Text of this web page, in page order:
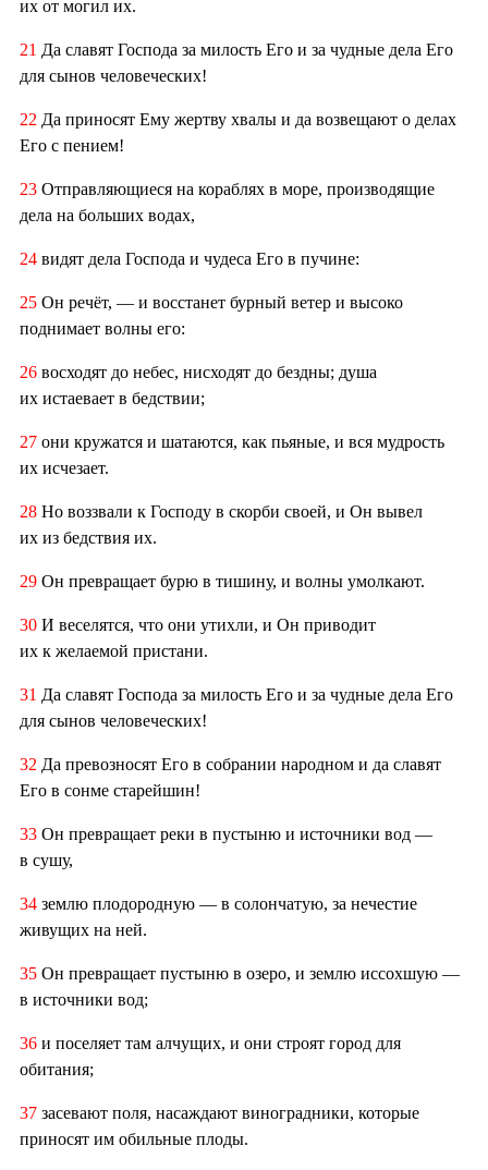
их от могил их.
21 Да славят Господа за милость Его и за чудные дела Его
для сынов человеческих!
22 Да приносят Ему жертву хвалы и да возвещают о делах
Его с пением!
23 Отправляющиеся на кораблях в море, производящие
дела на больших водах,
24 видят дела Господа и чудеса Его в пучине:
25 Он речёт, — и восстанет бурный ветер и высоко
поднимает волны его:
26 восходят до небес, нисходят до бездны; душа
их истаевает в бедствии;
27 они кружатся и шатаются, как пьяные, и вся мудрость
их исчезает.
28 Но воззвали к Господу в скорби своей, и Он вывел
их из бедствия их.
29 Он превращает бурю в тишину, и волны умолкают.
30 И веселятся, что они утихли, и Он приводит
их к желаемой пристани.
31 Да славят Господа за милость Его и за чудные дела Его
для сынов человеческих!
32 Да превозносят Его в собрании народном и да славят
Его в сонме старейшин!
33 Он превращает реки в пустыню и источники вод —
в сушу,
34 землю плодородную — в солончатую, за нечестие
живущих на ней.
35 Он превращает пустыню в озеро, и землю иссохшую —
в источники вод;
36 и поселяет там алчущих, и они строят город для
обитания;
37 засевают поля, насаждают виноградники, которые
приносят им обильные плоды.